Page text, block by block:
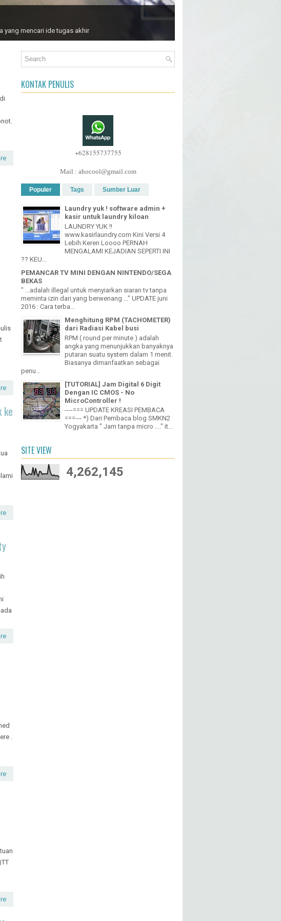
yang mencari ide tugas akhir
ke
.
KONTAK PENULIS
+628155737755
Mail : ahocool@gmail.com
Populer Tags Sumber Luar
Laundry yuk ! software admin +
kasir untuk laundry kiloan
LAUNDRY YUK !!
www.kasirlaundry.com Kini Versi 4
Lebih Keren Loooo PERNAH
MENGALAMI KEJADIAN SEPERTI INI
?? KEU...
PEMANCAR TV MINI DENGAN NINTENDO/SEGA
BEKAS
" ...adalah illegal untuk menyiarkan siaran tv tanpa
meminta izin dari yang berwenang ..." UPDATE juni
2016 : Cara terba...
Menghitung RPM (TACHOMETER)
dari Radiasi Kabel busi
RPM ( round per minute ) adalah
angka yang menunjukkan banyaknya
putaran suatu system dalam 1 menit.
Biasanya dimanfaatkan sebagai
penu...
[TUTORIAL] Jam Digital 6 Digit
Dengan IC CMOS - No
MicroController !
----=== UPDATE KREASI PEMBACA
===--- *) Dari Pembaca blog SMKN2
Yogyakarta " Jam tanpa micro ...." it...
SITE VIEW
4,262,145